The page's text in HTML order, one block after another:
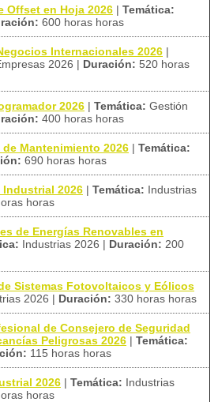
Offset en Hoja 2026 | Temática:
600 horas horas
Internacionales 2026 |
2026 | Duración: 520 horas
2026 | Temática: Gestión
400 horas horas
Mantenimiento 2026 | Temática:
690 horas horas
2026 | Temática: Industrias
horas
de Energías Renovables en
Industrias 2026 | Duración: 200
Sistemas Fotovoltaicos y Eólicos
2026 | Duración: 330 horas horas
de Consejero de Seguridad
Peligrosas 2026 | Temática:
115 horas horas
2026 | Temática: Industrias
horas